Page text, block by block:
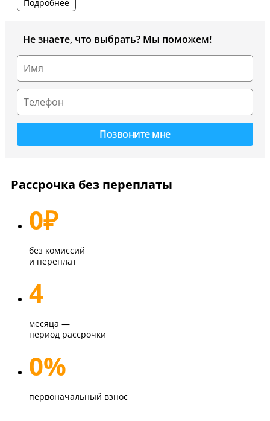
Подробнее
Не знаете, что выбрать? Мы поможем!
Рассрочка без переплаты
0₽
без комиссий
и переплат
4
месяца —
период рассрочки
0%
первоначальный взнос